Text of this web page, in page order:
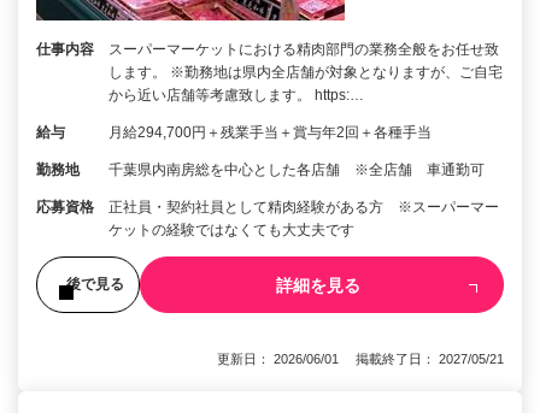
仕事内容
スーパーマーケットにおける精肉部門の業務全般をお任せ致
します。 ※勤務地は県内全店舗が対象となりますが、ご自宅
から近い店舗等考慮致します。 https:…
給与 月給294,700円＋残業手当＋賞与年2回＋各種手当
勤務地 千葉県内南房総を中心とした各店舗 ※全店舗 車通勤可
応募資格
正社員・契約社員として精肉経験がある方 ※スーパーマー
ケットの経験ではなくても大丈夫です
後で見る 詳細を見る
更新日： 2026/06/01 掲載終了日： 2027/05/21